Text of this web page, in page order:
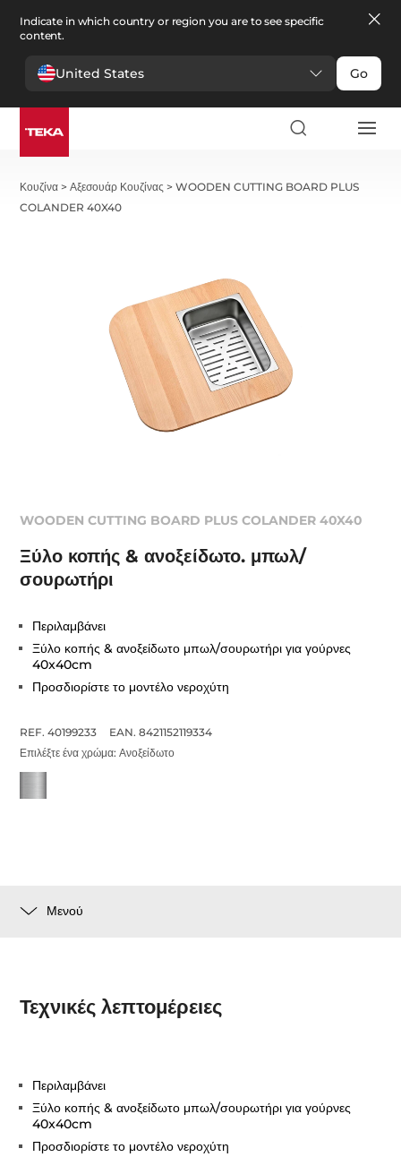
Indicate in which country or region you are to see specific
content.
United States Go
Κουζίνα >Αξεσουάρ Κουζίνας >WOODEN CUTTING BOARD PLUS
COLANDER 40X40
WOODEN CUTTING BOARD PLUS COLANDER 40X40
Ξύλο κοπής & ανοξείδωτο. μπωλ/
σουρωτήρι
Περιλαμβάνει
Ξύλο κοπής & ανοξείδωτο μπωλ/σουρωτήρι για γούρνες
40x40cm
Προσδιορίστε το μοντέλο νεροχύτη
REF. 40199233
EAN. 8421152119334
Επιλέξτε ένα χρώμα:Ανοξείδωτο
Μενού
Τεχνικές λεπτομέρειες
Περιλαμβάνει
Ξύλο κοπής & ανοξείδωτο μπωλ/σουρωτήρι για γούρνες
40x40cm
Προσδιορίστε το μοντέλο νεροχύτη